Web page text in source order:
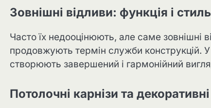
Зовнішні відливи: функція і стиль
Часто їх недооцінюють, але саме зовнішні
продовжують термін служби конструкцій.
створюють завершений і гармонійний
Потолочні карнізи та